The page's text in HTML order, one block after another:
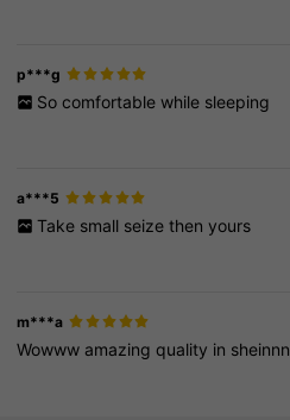
p***g
So comfortable while sleeping
a***5
Take small seize then yours
m***a
Wowww amazingquality in sheinnn